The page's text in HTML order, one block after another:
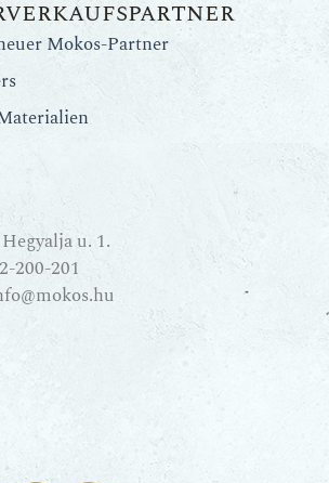
Mokos-Partner
u. 1.
200-201